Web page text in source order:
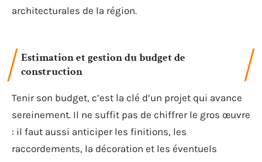
architecturales de la région.
Estimation et gestion du budget de
construction
Tenir son budget, c’est la clé d’un projet qui avance
sereinement. Il ne suffit pas de chiffrer le gros œuvre
: il faut aussi anticiper les finitions, les
raccordements, la décoration et les éventuels